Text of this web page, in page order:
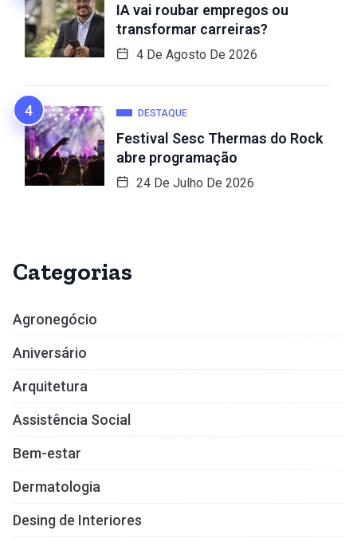
IA vai roubar empregos ou
transformar carreiras?
4 De Agosto De 2026
DESTAQUE
Festival Sesc Thermas do Rock
abre programação
24 De Julho De 2026
Categorias
Agronegócio
Aniversário
Arquitetura
Assistência Social
Bem-estar
Dermatologia
Desing de Interiores